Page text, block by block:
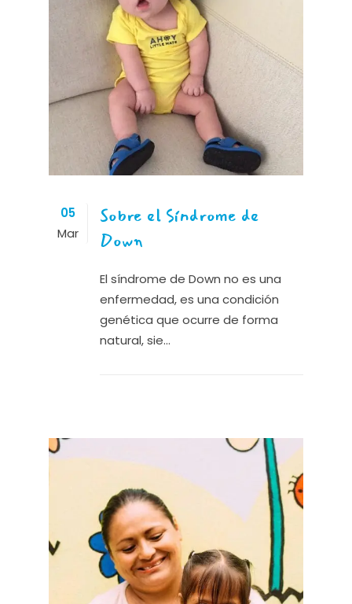
05
Mar
Sobre el Síndrome de
Down
El síndrome de Down no es una
enfermedad, es una condición
genética que ocurre de forma
natural, sie...